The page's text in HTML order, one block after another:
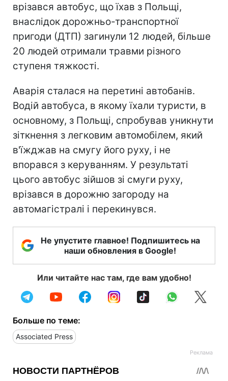
врізався автобус, що їхав з Польщі,
внаслідок дорожньо-транспортної
пригоди (ДТП) загинули 12 людей, більше
20 людей отримали травми різного
ступеня тяжкості.
Аварія сталася на перетині автобанів.
Водій автобуса, в якому їхали туристи, в
основному, з Польщі, спробував уникнути
зіткнення з легковим автомобілем, який
в'їжджав на смугу його руху, і не
впорався з керуванням. У результаті
цього автобус зійшов зі смуги руху,
врізався в дорожню загороду на
автомагістралі і перекинувся.
Не упустите главное! Подпишитесь на
наши обновления в Google!
Или читайте нас там, где вам удобно!
Больше по теме:
Associated Press